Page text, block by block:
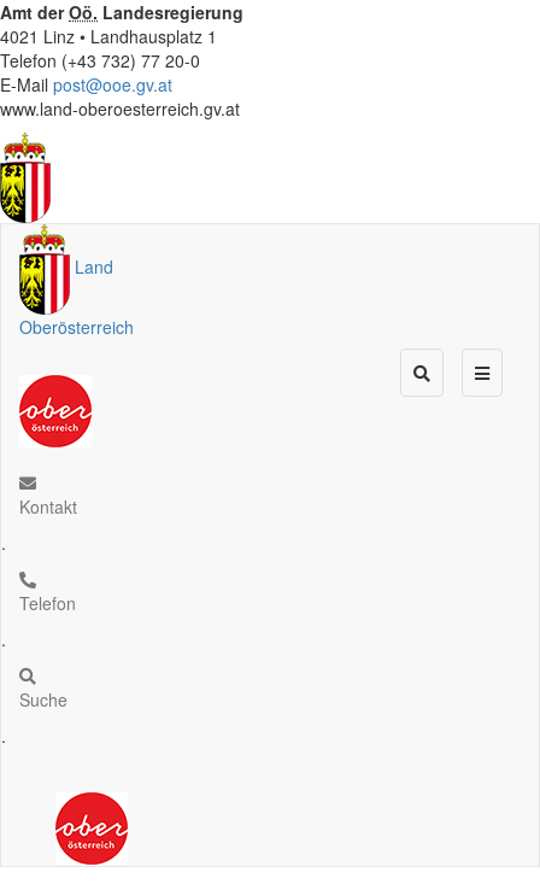
Amt derOö. Landesregierung
4021 Linz • Landhausplatz 1
Telefon (+43 732) 77 20-0
E-Mail post@ooe.gv.at
www.land-oberoesterreich.gv.at
Land
Oberösterreich
Kontakt
.
Telefon
.
Suche
.